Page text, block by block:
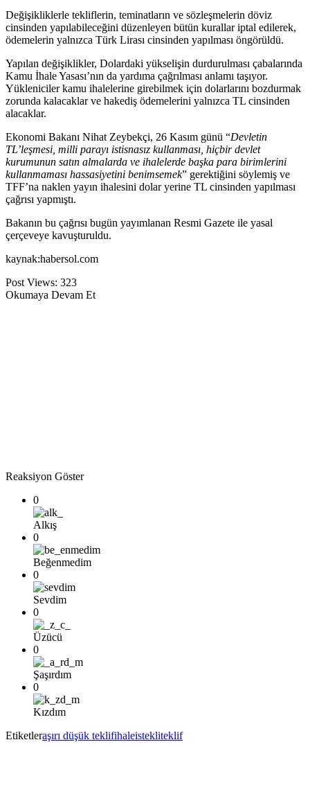
Değişikliklerle tekliflerin, teminatların ve sözleşmelerin döviz
cinsinden yapılabileceğini düzenleyen bütün kurallar iptal edilerek,
ödemelerin yalnızca Türk Lirası cinsinden yapılması öngörüldü.
Yapılan değişiklikler, Dolardaki yükselişin durdurulması çabalarında
Kamu İhale Yasası’nın da yardıma çağrılması anlamı taşıyor.
Yükleniciler kamu ihalelerine girebilmek için dolarlarını bozdurmak
zorunda kalacaklar ve hakediş ödemelerini yalnızca TL cinsinden
alacaklar.
Ekonomi Bakanı Nihat Zeybekçi, 26 Kasım günü “Devletin
TL’leşmesi, milli parayı istisnasız kullanması, hiçbir devlet
kurumunun satın almalarda ve ihalelerde başka para birimlerini
kullanmaması hassasiyetini benimsemek” gerektiğini söylemiş ve
TFF’na naklen yayın ihalesini dolar yerine TL cinsinden yapılması
çağrısı yapmıştı.
Bakanın bu çağrısı bugün yayımlanan Resmi Gazete ile yasal
çerçeveye kavuşturuldu.
kaynak:habersol.com
Post Views: 323
Okumaya Devam Et
Reaksiyon Göster
0
Alkış
0
Beğenmedim
0
Sevdim
0
Üzücü
0
Şaşırdım
0
Kızdım
Etiketleraşırı düşük teklifihaleistekliteklif